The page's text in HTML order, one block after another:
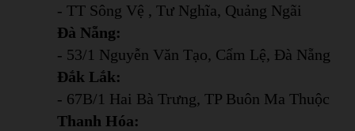
- TT Sông Vệ , Tư Nghĩa, Quảng Ngãi
Đà Nẵng:
- 53/1 Nguyễn Văn Tạo, Cẩm Lệ, Đà Nẵng
Đắk Lắk:
- 67B/1 Hai Bà Trưng, TP Buôn Ma Thuộc
Thanh Hóa: